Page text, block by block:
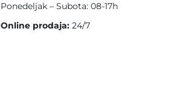
Ponedeljak – Subota: 08-17h
Online prodaja: 24/7